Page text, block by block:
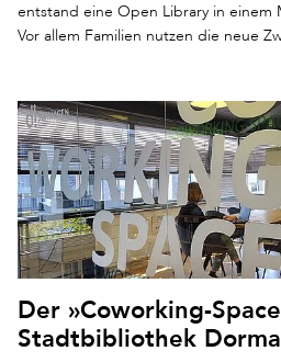
entstand eine Open Library in einem
Vor allem Familien nutzen die neue
Der »Coworking-
Stadtbibliothek